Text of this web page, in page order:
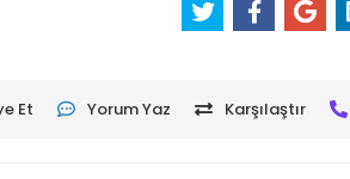
Et Yorum Yaz Karşılaştır